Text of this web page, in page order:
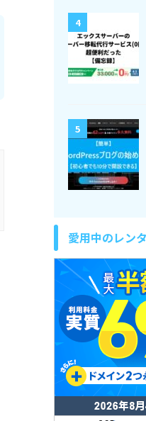
4
5
愛用中のレン